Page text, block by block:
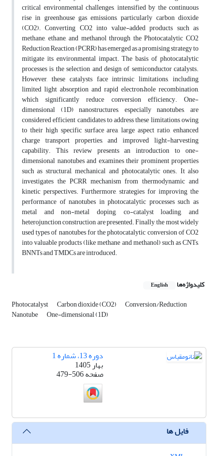
critical environmental challenges, intensified by the continuous
rise in greenhouse gas emissions, particularly carbon dioxide
(CO2). Converting CO2 into value-added products such as
methane, ethane, and methanol through the Photocatalytic CO2
Reduction Reaction (PCRR) has emerged as a promising strategy to
mitigate its environmental impact. The basis of photocatalytic
processes is the selection and design of semiconductor catalysts.
However, these catalysts face intrinsic limitations, including
limited light absorption and rapid electron–hole recombination,
which significantly reduce conversion efficiency. One-
dimensional (1D) nanostructures, especially nanotubes, are
considered efficient candidates to address these limitations owing
to their high specific surface area, large aspect ratio, enhanced
charge transport properties, and improved light-harvesting
capability. This review presents an introduction to one-
dimensional nanotubes and examines their prominent properties
such as structural, mechanical and photocatalytic ones. It also
investigates the PCRR mechanism from thermodynamic and
kinetic perspectives. Furthermore, strategies for improving the
performance of nanotubes in photocatalytic processes such as
metal and non-metal doping, co-catalyst loading, and
heterojunction construction are presented. Finally, the most widely
used types of nanotubes for the photocatalytic conversion of CO2
into valuable products (like methane and methanol) such as CNTs,
BNNTs and TMDCs are introduced.
کلیدواژه‌ها English
Photocatalyst Carbon dioxide (CO2) Conversion/Reduction
Nanotube One-dimensional (1D)
دوره 13، شماره 1
بهار 1405
صفحه479-506
فایل ها